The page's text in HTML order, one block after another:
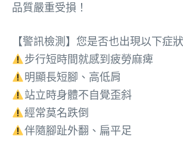
品質嚴重受損！
【警訊檢測】您是否也出現以下症
步行短時間就感到疲勞麻痺
明顯長短腳、高低肩
站立時身體不自覺歪斜
經常莫名跌倒
伴隨腳趾外翻、扁平足